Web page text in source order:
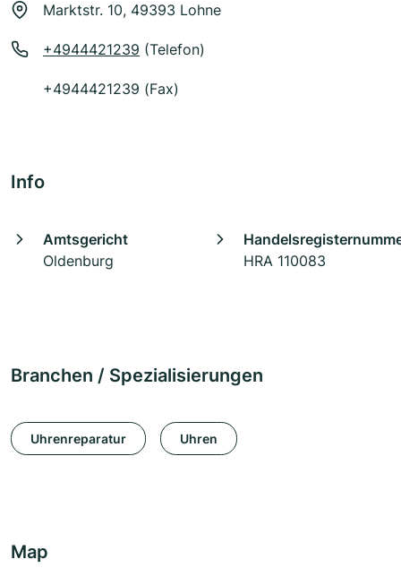
Marktstr. 10, 49393 Lohne
+4944421239 (Telefon)
+4944421239 (Fax)
Info
Amtsgericht
Oldenburg
HRA 110083
Branchen / Spezialisierungen
Uhrenreparatur Uhren
Map